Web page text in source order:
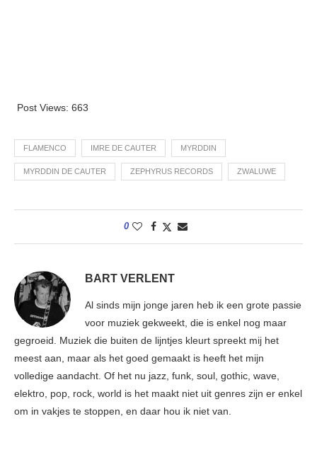
Post Views: 663
FLAMENCO IMRE DE CAUTER MYRDDIN
MYRDDIN DE CAUTER ZEPHYRUS RECORDS ZWALUWE
0
BART VERLENT
Al sinds mijn jonge jaren heb ik een grote passie
voor muziek gekweekt, die is enkel nog maar
gegroeid. Muziek die buiten de lijntjes kleurt spreekt mij het
meest aan, maar als het goed gemaakt is heeft het mijn
volledige aandacht. Of het nu jazz, funk, soul, gothic, wave,
elektro, pop, rock, world is het maakt niet uit genres zijn er enkel
om in vakjes te stoppen, en daar hou ik niet van.